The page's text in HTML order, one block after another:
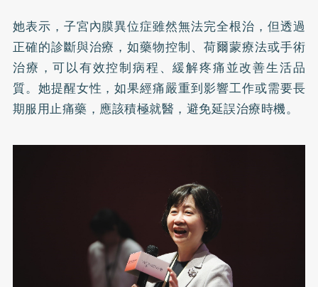
她表示，子宮內膜異位症雖然無法完全根治，但透過
正確的診斷與治療，如藥物控制、荷爾蒙療法或手術
治療，可以有效控制病程、緩解疼痛並改善生活品
質。她提醒女性，如果經痛嚴重到影響工作或需要長
期服用止痛藥，應該積極就醫，避免延誤治療時機。